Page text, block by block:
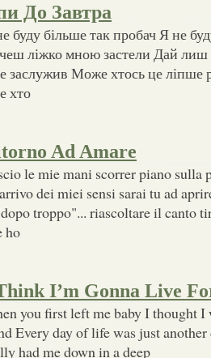
До Завтра
буду більше так пробач Я не
ліжко мною застели Дай
заслужив Може хтось це ліпше
хто
Ad Amare
le mie mani scorrer piano sulla
dei miei sensi sarai tu ad
troppo"... riascoltare il canto
ho
I’m Gonna Live
you first left me baby I thought I
Every day of life was just
had me down in a deep